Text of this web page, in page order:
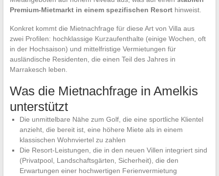
Premium-Mietmarkt in einem spezifischen Resorthinweist.
Konkret kommt die Mietnachfrage für diese Art von Villa aus
zwei Profilen: hochklassige Kurzaufenthalte (einige Wochen, oft
in der Hochsaison) und mittelfristige Vermietungen für
ausländische Residenten, die einen Teil des Jahres in
Marrakesch leben.
Was die Mietnachfrage in Amelkis
unterstützt
Die unmittelbare Nähe zum Golf, die eine sportliche Klientel
anzieht, die bereit ist, eine höhere Miete als in einem
klassischen Wohnviertel zu zahlen
Die Resort-Leistungen, die in den neuen Villen integriert sind
(Privatpool, Landschaftsgärten, Sicherheit), die den
Erwartungen einer hochwertigen Ferienvermietung